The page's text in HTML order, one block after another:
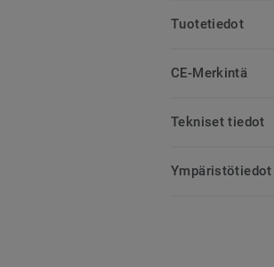
Tuotetiedot
CE-Merkintä
Tekniset tiedot
Ympäristötiedot